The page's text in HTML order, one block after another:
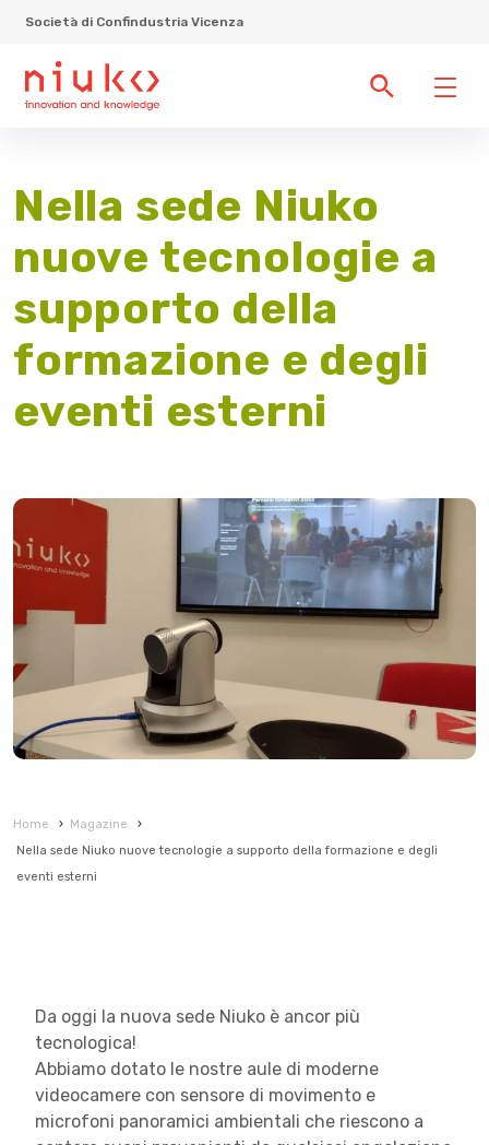
Società di Confindustria Vicenza
Nella sede Niuko
nuove tecnologie a
supporto della
formazione e degli
eventi esterni
Home › Magazine
›
Nella sede Niuko nuove tecnologie a supporto della formazione e degli
eventi esterni
Da oggi la nuova sede Niuko è ancor più
tecnologica!
Abbiamo dotato le nostre aule di moderne
videocamere con sensore di movimento e
microfoni panoramici ambientali che riescono a